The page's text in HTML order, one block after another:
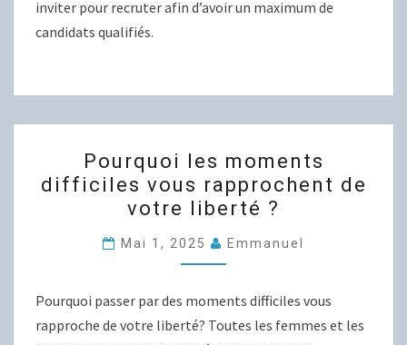
inviter pour recruter afin d’avoir un maximum de
candidats qualifiés.
LES
MOMENTS
DIFFICILES
VOUS
RAPPROCHENT
LIBERTÉ
Pourquoi les moments
difficiles vous rapprochent de
votre liberté ?
Mai 1, 2025 Emmanuel
Pourquoi passer par des moments difficiles vous
rapproche de votre liberté? Toutes les femmes et les